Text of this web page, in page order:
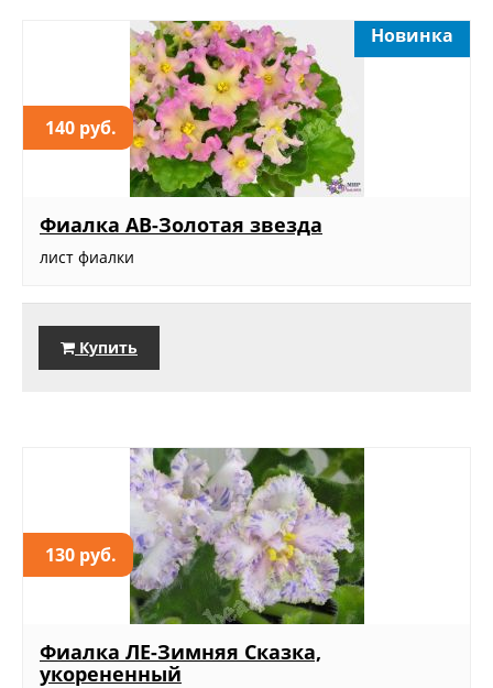
140 руб.
Новинка
Фиалка АВ-Золотая звезда
лист фиалки
Купить
130 руб.
Фиалка ЛЕ-Зимняя Сказка,
укорененный